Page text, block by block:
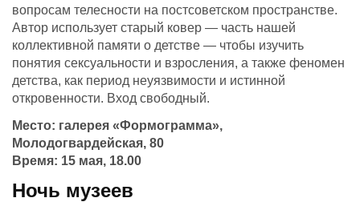
вопросам телесности на постсоветском пространстве.
Автор использует старый ковер — часть нашей
коллективной памяти о детстве — чтобы изучить
понятия сексуальности и взросления, а также феномен
детства, как период неуязвимости и истинной
откровенности. Вход свободный.
Место: галерея «Формограмма»,
Молодогвардейская, 80
Время: 15 мая, 18.00
Ночь музеев